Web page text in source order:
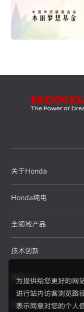
为提供给您更好的网
进行站内访客浏览路
表示同意对您的个人
关于Honda
Honda纯电
全领域产品
技术创新
赛事运动
新闻资讯